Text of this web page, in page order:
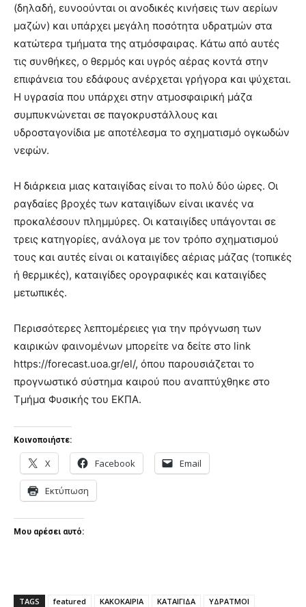
(δηλαδή, ευνοούνται οι ανοδικές κινήσεις των αερίων
μαζών) και υπάρχει μεγάλη ποσότητα υδρατμών στα
κατώτερα τμήματα της ατμόσφαιρας. Κάτω από αυτές
τις συνθήκες, ο θερμός και υγρός αέρας κοντά στην
επιφάνεια του εδάφους ανέρχεται γρήγορα και ψύχεται.
Η υγρασία που υπάρχει στην ατμοσφαιρική μάζα
συμπυκνώνεται σε παγοκρυστάλλους και
υδροσταγονίδια με αποτέλεσμα το σχηματισμό ογκωδών
νεφών.
Η διάρκεια μιας καταιγίδας είναι το πολύ δύο ώρες. Οι
ραγδαίες βροχές των καταιγίδων είναι ικανές να
προκαλέσουν πλημμύρες. Οι καταιγίδες υπάγονται σε
τρεις κατηγορίες, ανάλογα με τον τρόπο σχηματισμού
τους και αυτές είναι οι καταιγίδες αέριας μάζας (τοπικές
ή θερμικές), καταιγίδες ορογραφικές και καταιγίδες
μετωπικές.
Περισσότερες λεπτομέρειες για την πρόγνωση των
καιρικών φαινομένων μπορείτε να δείτε στο link
https://forecast.uoa.gr/el/, όπου παρουσιάζεται το
προγνωστικό σύστημα καιρού που αναπτύχθηκε στο
Τμήμα Φυσικής του ΕΚΠΑ.
Κοινοποιήστε:
X Facebook Email
Εκτύπωση
Μου αρέσει αυτό:
TAGS featured ΚΑΚΟΚΑΙΡΙΑ ΚΑΤΑΙΓΙΔΑ
ΥΔΡΑΤΜΟΙ